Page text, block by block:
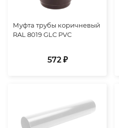
Муфта трубы коричневый
RAL 8019 GLC PVC
572 ₽